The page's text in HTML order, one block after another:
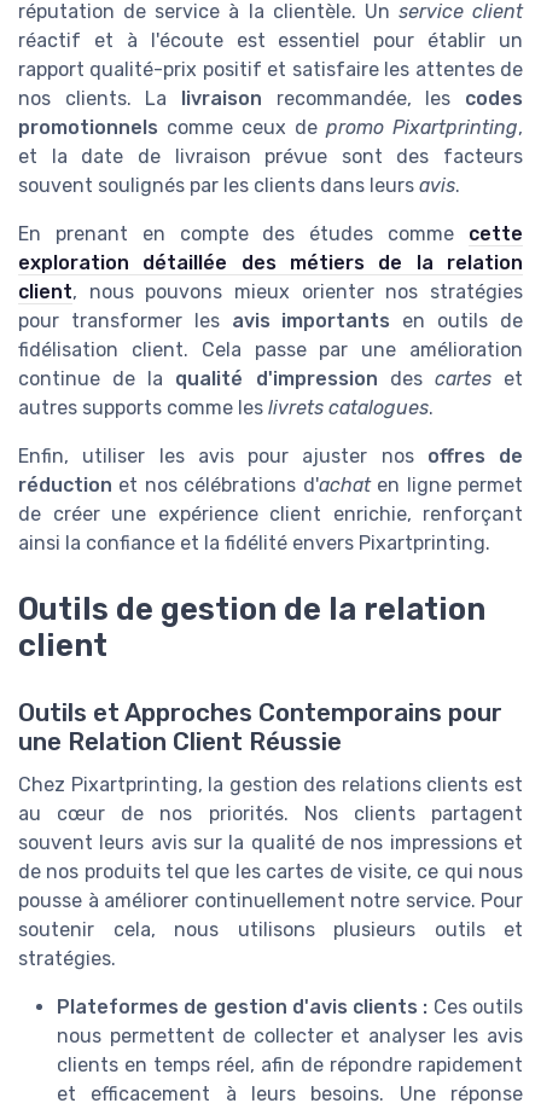
réputation de service à la clientèle. Un service client
réactif et à l'écoute est essentiel pour établir un
rapport qualité-prix positif et satisfaire les attentes de
nos clients. La
livraison recommandée, les codes
promotionnels comme ceux de promo Pixartprinting,
et la date de livraison prévue sont des facteurs
souvent soulignés par les clients dans leurs avis.
En prenant en compte des études comme cette
exploration détaillée des métiers de la relation
client, nous pouvons mieux orienter nos stratégies
pour transformer les avis importants en outils de
fidélisation client. Cela passe par une amélioration
continue de la qualité d'impression des carteset
autres supports comme les livrets catalogues.
Enfin, utiliser les avis pour ajuster nos offres de
réduction et nos célébrations d'achaten ligne permet
de créer une expérience client enrichie, renforçant
ainsi la confiance et la fidélité envers Pixartprinting.
Outils de gestion de la relation
client
Outils et Approches Contemporains pour
une Relation Client Réussie
Chez Pixartprinting, la gestion des relations clients est
au cœur de nos priorités. Nos clients partagent
souvent leurs avis sur la qualité de nos impressions et
de nos produits tel que les cartes de visite, ce qui nous
pousse à améliorer continuellement notre service. Pour
soutenir cela, nous utilisons plusieurs outils et
stratégies.
Plateformes de gestion d'avis clients : Ces outils
nous permettent de collecter et analyser les avis
clients en temps réel, afin de répondre rapidement
et efficacement à leurs besoins. Une réponse